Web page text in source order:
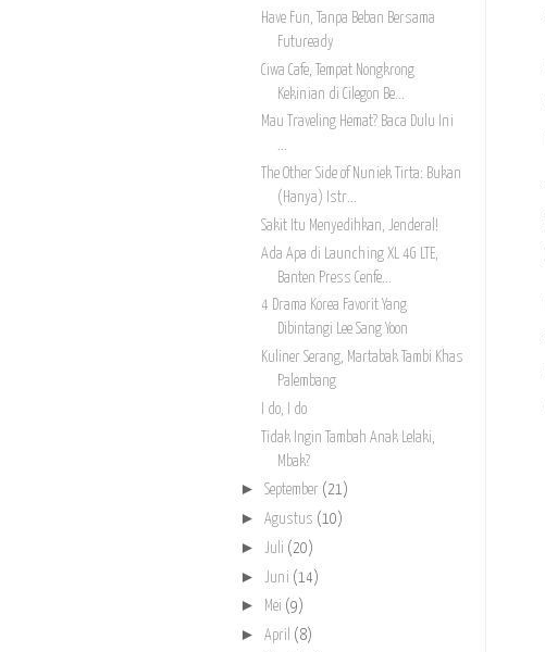
Have Fun, Tanpa Beban Bersama
Futuready
Ciwa Cafe, Tempat Nongkrong
Kekinian di Cilegon Be...
Mau Traveling Hemat? Baca Dulu Ini
...
The Other Side of Nuniek Tirta: Bukan
(Hanya) Istr...
Sakit Itu Menyedihkan, Jenderal!
Ada Apa di Launching XL 4G LTE,
Banten Press Cenfe...
4 Drama Korea Favorit Yang
Dibintangi Lee Sang Yoon
Kuliner Serang, Martabak Tambi Khas
Palembang
I do, I do
Tidak Ingin Tambah Anak Lelaki,
Mbak?
► September (21)
► Agustus (10)
► Juli (20)
► Juni (14)
► Mei (9)
► April (8)